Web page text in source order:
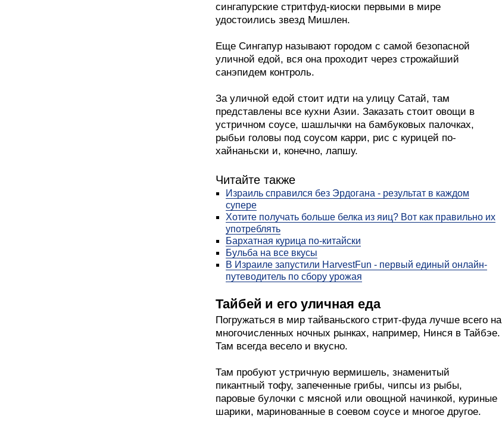
сингапурские стритфуд-киоски первыми в мире
удостоились звезд Мишлен.
Еще Сингапур называют городом с самой безопасной
уличной едой, вся она проходит через строжайший
санэпидем контроль.
За уличной едой стоит идти на улицу Сатай, там
представлены все кухни Азии. Заказать стоит овощи в
устричном соусе, шашлычки на бамбуковых палочках,
рыбьи головы под соусом карри, рис с курицей по-
хайнаньски и, конечно, лапшу.
Читайте также
Израиль справился без Эрдогана - результат в каждом
супере
Хотите получать больше белка из яиц? Вот как правильно их
употреблять
Бархатная курица по-китайски
Бульба на все вкусы
В Израиле запустили HarvestFun - первый единый онлайн-
путеводитель по сбору урожая
Тайбей и его уличная еда
Погружаться в мир тайваньского стрит-фуда лучше всего на
многочисленных ночных рынках, например, Нинся в Тайбэе.
Там всегда весело и вкусно.
Там пробуют устричную вермишель, знаменитый
пикантный тофу, запеченные грибы, чипсы из рыбы,
паровые булочки с мясной или овощной начинкой, куриные
шарики, маринованные в соевом соусе и многое другое.